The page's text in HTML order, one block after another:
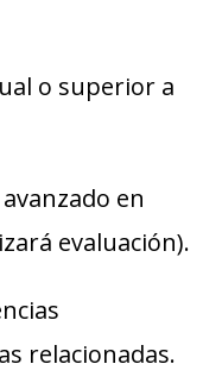
o superior a
en
evaluación).
relacionadas.